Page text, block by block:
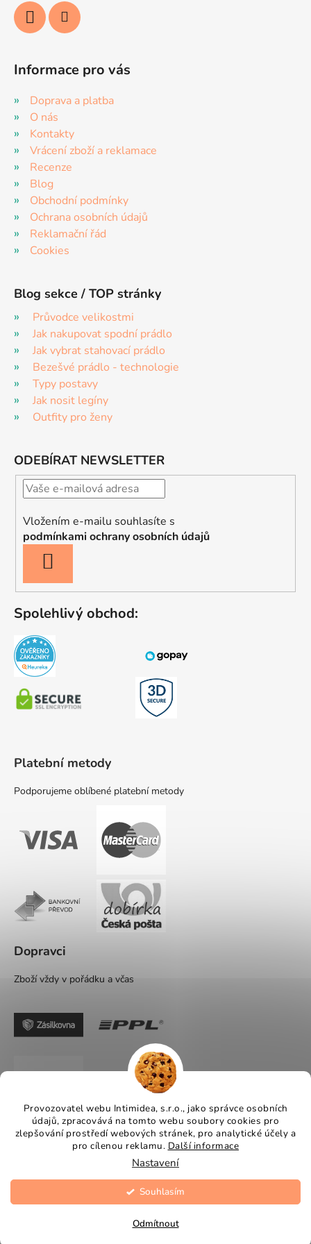
Provozovatel webu Intimidea, s.r.o., jako správce osobních
údajů, zpracovává na tomto webu soubory cookies pro
zlepšování prostředí webových stránek, pro analytické účely a
pro cílenou reklamu. Další informace
Nastavení
Odmítnout
Souhlasím
Využijte dny DOPRAVY
ZDARMA do 6.8.
Informace pro vás
Doprava a platba
O nás
Kontakty
Vrácení zboží a reklamace
Recenze
Blog
Obchodní podmínky
Ochrana osobních údajů
Reklamační řád
Cookies
Blog sekce / TOP stránky
Průvodce velikostmi
Jak nakupovat spodní prádlo
Jak vybrat stahovací prádlo
Bezešvé prádlo - technologie
Typy postavy
Jak nosit legíny
Outfity pro ženy
ODEBÍRAT NEWSLETTER
Vložením e-mailu souhlasíte s
podmínkami ochrany osobních údajů
SE
Spolehlivý obchod:
Platební metody
Podporujeme oblíbené platební metody
Dopravci
Zboží vždy v pořádku a včas
Vytvořil Shoptet
Intimidea . Všechna práva vyhrazena.
Upravit nastavení cookies